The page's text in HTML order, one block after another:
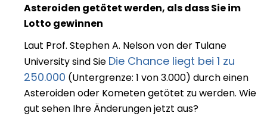
Asteroiden getötet werden, als dass Sie im
Lotto gewinnen
Laut Prof. Stephen A. Nelson von der Tulane
University sind Sie Die Chance liegt bei 1 zu
250.000 (Untergrenze: 1 von 3.000) durch einen
Asteroiden oder Kometen getötet zu werden. Wie
gut sehen Ihre Änderungen jetzt aus?